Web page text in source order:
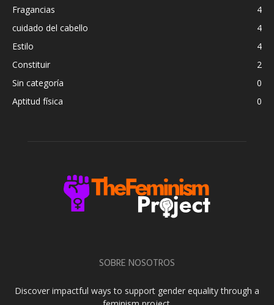
Fragancias
4
cuidado del cabello
4
Estilo
4
Constituir
2
Sin categoría
0
Aptitud física
0
SOBRE NOSOTROS
Discover impactful ways to support gender equality through a